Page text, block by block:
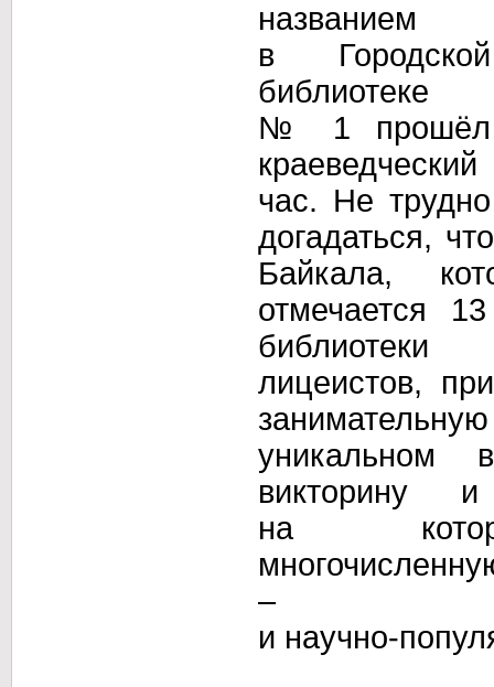
названием
в Городской
библиотеке
№ 1 прошёл
краеведческий
час. Не трудно
догадаться,
Байкала,
отмечается
лицеистов,
уникальном
викторину и
на
–
и научно-